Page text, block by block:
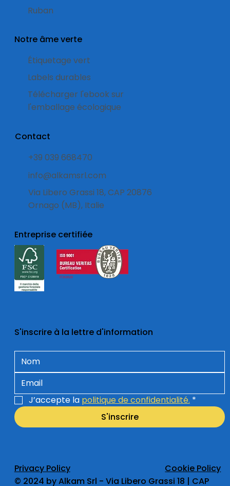
Ruban
S'inscrire à la lettre d'information
J’accepte la politique de confidentialité. *
S'inscrire
​© 2024 by Alkam Srl - Via Libero Grassi 18 | CAP
Privacy Policy Cookie Policy
Notre âme verte
Étiquetage vert
Labels durables
Télécharger l'ebook sur
l'emballage écologique
Contact
+39 039 668470
info@alkamsrl.com
Via Libero Grassi 18, CAP 20876
Ornago (MB), Italie
Entreprise certifiée